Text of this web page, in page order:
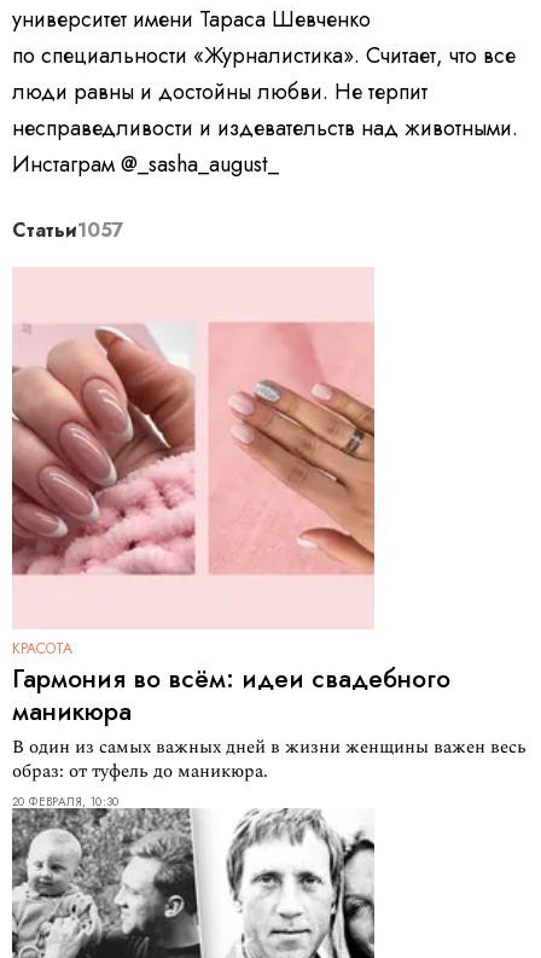
университет имени Тараса Шевченко
по специальности «Журналистика». Считает, что все
люди равны и достойны любви. Не терпит
несправедливости и издевательств над животными.
Инстаграм @_sasha_august_
Статьи1057
КРАСОТА
Гармония во всём: идеи свадебного
маникюра
В один из самых важных дней в жизни женщины важен весь
образ: от туфель до маникюра.
20 ФЕВРАЛЯ, 10:30